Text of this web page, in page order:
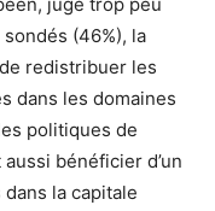
(46%), la
redistribuer les
dans les domaines
politiques de
bénéficier d’un
la capitale